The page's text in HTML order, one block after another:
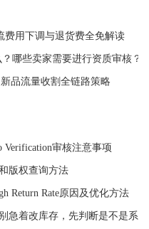
费用下调与退货费全免解读
哪些卖家需要进行资质审核？
品流量收割全链路策略
Verification审核注意事项
版权查询方法
Return Rate原因及优化方法
急着改库存，先判断是不是系